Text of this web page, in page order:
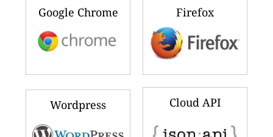
Google Chrome Firefox
Wordpress Cloud API